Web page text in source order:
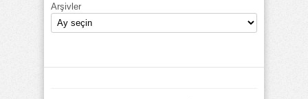
Arşivler